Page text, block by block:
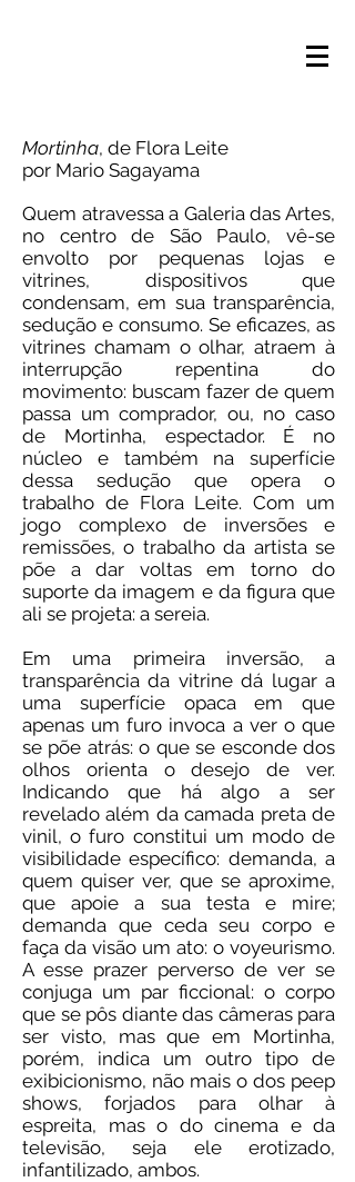
Mortinha, de Flora Leite
por Mario Sagayama
Quem atravessa a Galeria das Artes,
no centro de São Paulo, vê-se
envolto por pequenas lojas e
vitrines, dispositivos que
condensam, em sua transparência,
sedução e consumo. Se eficazes, as
vitrines chamam o olhar, atraem à
interrupção repentina do
movimento: buscam fazer de quem
passa um comprador, ou, no caso
de Mortinha, espectador. É no
núcleo e também na superfície
dessa sedução que opera o
trabalho de Flora Leite. Com um
jogo complexo de inversões e
remissões, o trabalho da artista se
põe a dar voltas em torno do
suporte da imagem e da figura que
ali se projeta: a sereia.
Em uma primeira inversão, a
transparência da vitrine dá lugar a
uma superfície opaca em que
apenas um furo invoca a ver o que
se põe atrás: o que se esconde dos
olhos orienta o desejo de ver.
Indicando que há algo a ser
revelado além da camada preta de
vinil, o furo constitui um modo de
visibilidade específico: demanda, a
quem quiser ver, que se aproxime,
que apoie a sua testa e mire;
demanda que ceda seu corpo e
faça da visão um ato: o voyeurismo.
A esse prazer perverso de ver se
conjuga um par ficcional: o corpo
que se pôs diante das câmeras para
ser visto, mas que em Mortinha,
porém, indica um outro tipo de
exibicionismo, não mais o dos peep
shows, forjados para olhar à
espreita, mas o do cinema e da
televisão, seja ele erotizado,
infantilizado, ambos.